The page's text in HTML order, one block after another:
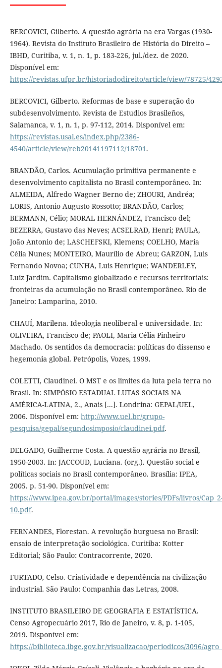
BERCOVICI, Gilberto. A questão agrária na era Vargas (1930-
1964). Revista do Instituto Brasileiro de História do Direito –
IBHD, Curitiba, v. 1, n. 1, p. 183-226, jul./dez. de 2020.
Disponível em:
https://revistas.ufpr.br/historiadodireito/article/view/78725/
BERCOVICI, Gilberto. Reformas de base e superação do
subdesenvolvimento. Revista de Estudios Brasileños,
Salamanca, v. 1, n. 1, p. 97-112, 2014. Disponível em:
https://revistas.usal.es/index.php/2386-
4540/article/view/reb20141197112/18701.
BRANDÃO, Carlos. Acumulação primitiva permanente e
desenvolvimento capitalista no Brasil contemporâneo. In:
ALMEIDA, Alfredo Wagner Berno de; ZHOURI, Andréa;
LORIS, Antonio Augusto Rossotto; BRANDÃO, Carlos;
BERMANN, Célio; MORAL HERNÁNDEZ, Francisco del;
BEZERRA, Gustavo das Neves; ACSELRAD, Henri; PAULA,
João Antonio de; LASCHEFSKI, Klemens; COELHO, Maria
Célia Nunes; MONTEIRO, Maurílio de Abreu; GARZON, Luis
Fernando Novoa; CUNHA, Luis Henrique; WANDERLEY,
Luiz Jardim. Capitalismo globalizado e recursos territoriais:
fronteiras da acumulação no Brasil contemporâneo. Rio de
Janeiro: Lamparina, 2010.
CHAUÍ, Marilena. Ideologia neoliberal e universidade. In:
OLIVEIRA, Francisco de; PAOLI, Maria Célia Pinheiro
Machado. Os sentidos da democracia: políticas do dissenso e
hegemonia global. Petrópolis, Vozes, 1999.
COLETTI, Claudinei. O MST e os limites da luta pela terra no
Brasil. In: SIMPÓSIO ESTADUAL LUTAS SOCIAIS NA
AMÉRICA-LATINA, 2., Anais [...]. Londrina: GEPAL/UEL,
2006. Disponível em: http://www.uel.br/grupo-
pesquisa/gepal/segundosimposio/claudinei.pdf.
DELGADO, Guilherme Costa. A questão agrária no Brasil,
1950-2003. In: JACCOUD, Luciana. (org.). Questão social e
políticas sociais no Brasil contemporâneo. Brasília: IPEA,
2005. p. 51-90. Disponível em:
https://www.ipea.gov.br/portal/images/stories/PDFs/livros/
10.pdf.
FERNANDES, Florestan. A revolução burguesa no Brasil:
ensaio de interpretação sociológica. Curitiba: Kotter
Editorial; São Paulo: Contracorrente, 2020.
FURTADO, Celso. Criatividade e dependência na civilização
industrial. São Paulo: Companhia das Letras, 2008.
INSTITUTO BRASILEIRO DE GEOGRAFIA E ESTATÍSTICA.
Censo Agropecuário 2017, Rio de Janeiro, v. 8, p. 1-105,
2019. Disponível em:
https://biblioteca.ibge.gov.br/visualizacao/periodicos/3096/